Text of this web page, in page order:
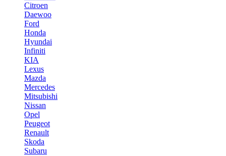
Citroen
Daewoo
Ford
Honda
Hyundai
Infiniti
KIA
Lexus
Mazda
Mercedes
Mitsubishi
Nissan
Opel
Peugeot
Renault
Skoda
Subaru